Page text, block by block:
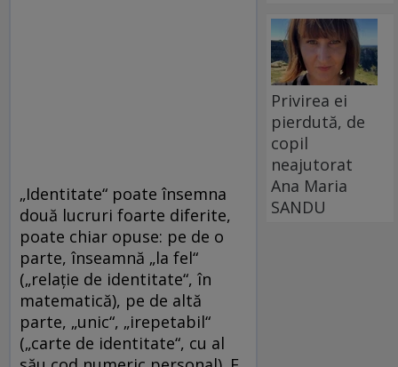
„Identitate“ poate însemna
două lucruri foarte diferite,
poate chiar opuse: pe de o
parte, înseamnă „la fel“
(„relație de identitate“, în
matematică), pe de altă
parte, „unic“, „irepetabil“
(„carte de identitate“, cu al
Privirea ei
pierdută, de
copil
neajutorat
Ana Maria
SANDU